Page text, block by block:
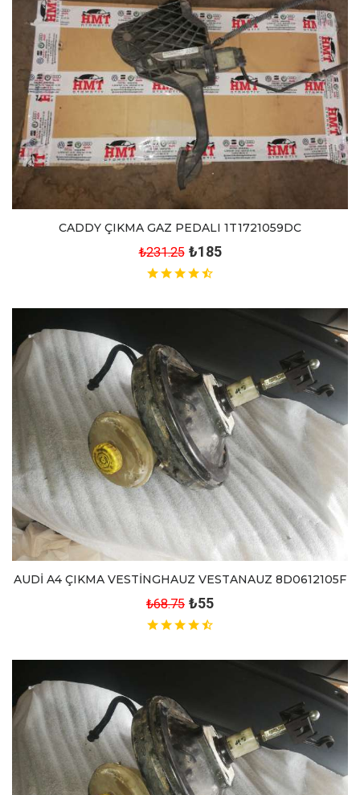
CADDY ÇIKMA GAZ PEDALI 1T1721059DC
₺231.25 ₺185
AUDİ A4 ÇIKMA VESTİNGHAUZ VESTANAUZ 8D0612105F
₺68.75 ₺55